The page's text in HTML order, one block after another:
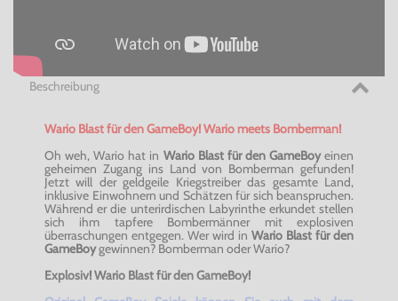
Beschreibung
Wario Blast für den GameBoy! Wario meets Bomberman!
Oh weh, Wario hat in Wario Blast für den GameBoyeinen
geheimen Zugang ins Land von Bomberman gefunden!
Jetzt will der geldgeile Kriegstreiber das gesamte Land,
inklusive Einwohnern und Schätzen für sich beanspruchen.
Während er die unterirdischen Labyrinthe erkundet stellen
sich ihm tapfere Bombermänner mit explosiven
überraschungen entgegen. Wer wird in Wario Blast für den
GameBoygewinnen? Bomberman oder Wario?
Explosiv! Wario Blast für den GameBoy!